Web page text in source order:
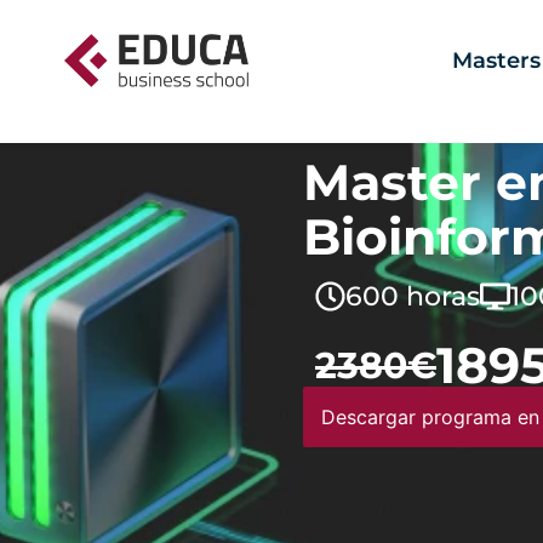
Masters
Master
600 horas
2380€
Descargar programa en